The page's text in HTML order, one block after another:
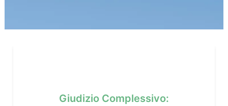
Giudizio Complessivo: